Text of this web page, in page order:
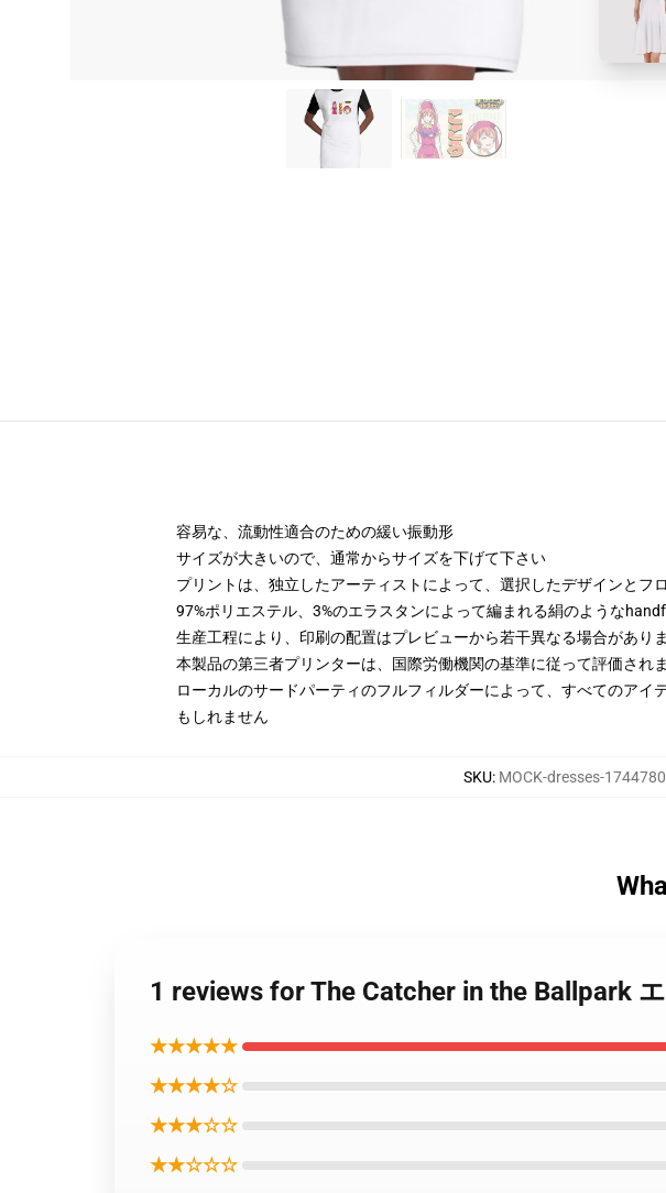
容易な、流動性適合のための緩い振動形
サイズが大きいので、通常からサイズを下げて下さい
プリントは、独立したアーティストによって、選択したデザインとフ
97%ポリエステル、3%のエラスタンによって編まれる絹のような
生産工程により、印刷の配置はプレビューから若干異なる場合がありま
本製品の第三者プリンターは、国際労働機関の基準に従って評価されま
ローカルのサードパーティのフルフィルダーによって、すべてのア
もしれません
SKU: MOCK-dresses-
1 reviews for The Catcher in the Ballpark
★★★★★
★★★★☆
★★★☆☆
★★☆☆☆